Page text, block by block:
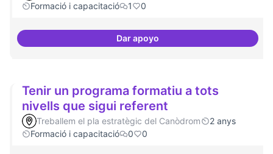
Formació i capacitació
1 0
Dar apoyoArtistes i programari lliure
Tenir un programa formatiu a tots
nivells que sigui referent
Treballem el pla estratègic del Canòdrom
2 anys
Formació i capacitació
0 0